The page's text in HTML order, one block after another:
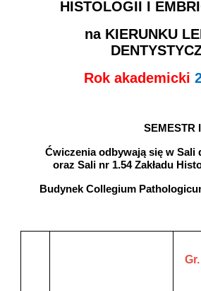
HISTOLOGII I
na KIERUNKU
Rok akademicki
SEMESTR I
Ćwiczenia odbywają się w Sali
oraz Sali nr 1.54 Zakładu
Budynek Collegium